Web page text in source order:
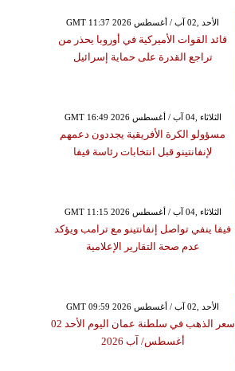
GMT 11:37 2026 الأحد ,02 آب / أغسطس
قائد القوات الأميركية في أوروبا يحذر من
تراجع القدرة على حماية إسرائيل
GMT 16:49 2026 الثلاثاء ,04 آب / أغسطس
مسؤولو الكرة الأفريقية يجددون دعمهم
لإنفانتينو قبل انتخابات رئاسة فيفا
GMT 11:15 2026 الثلاثاء ,04 آب / أغسطس
فيفا ينفي تواصل إنفانتينو مع ترامب ويؤكد
عدم صحة التقارير الإعلامية
GMT 09:59 2026 الأحد ,02 آب / أغسطس
سعر الذهب في سلطنة عمان اليوم الأحد 02
أغسطس/ آب 2026